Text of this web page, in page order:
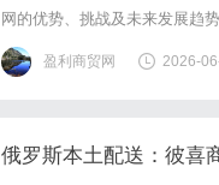
网的优势、挑战及未来发展趋势
盈利商贸网 2026-
俄罗斯本土配送：彼喜